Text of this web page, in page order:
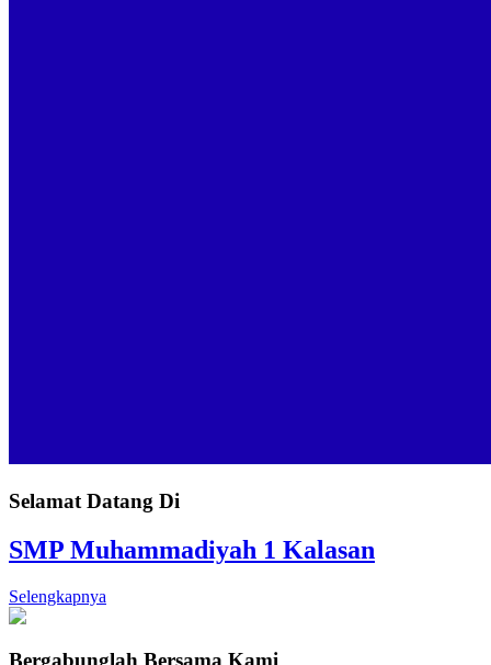
Selamat Datang Di
SMP Muhammadiyah 1 Kalasan
Selengkapnya
Bergabunglah Bersama Kami